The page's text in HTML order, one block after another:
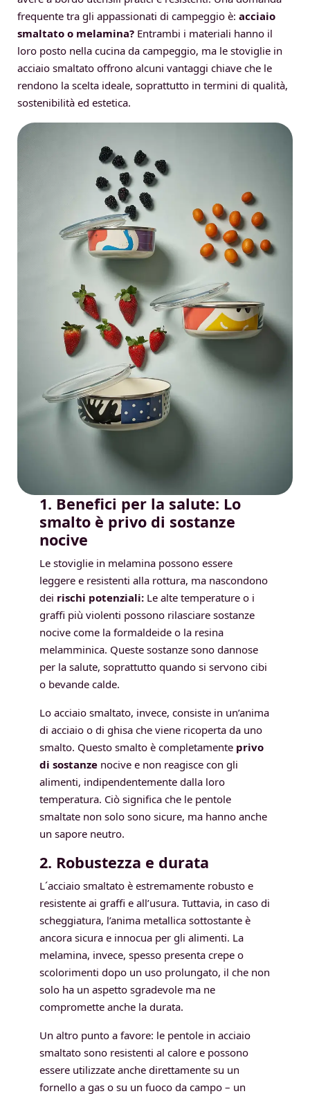
frequente tra gli appassionati di campeggio è: acciaio
smaltato o melamina? Entrambi i materiali hanno il
loro posto nella cucina da campeggio, ma le stoviglie in
acciaio smaltato offrono alcuni vantaggi chiave che le
rendono la scelta ideale, soprattutto in termini di qualità,
sostenibilità ed estetica.
1. Benefici per la salute: Lo
smalto è privo di sostanze
nocive
Le stoviglie in melamina possono essere
leggere e resistenti alla rottura, ma nascondono
dei rischi potenziali:Le alte temperature o i
graffi più violenti possono rilasciare sostanze
nocive come la formaldeide o la resina
melamminica. Queste sostanze sono dannose
per la salute, soprattutto quando si servono cibi
o bevande calde.
Lo acciaio smaltato, invece, consiste in un’anima
di acciaio o di ghisa che viene ricoperta da uno
smalto. Questo smalto è completamente privo
di sostanze nocive e non reagisce con gli
alimenti, indipendentemente dalla loro
temperatura. Ciò significa che le pentole
smaltate non solo sono sicure, ma hanno anche
un sapore neutro.
2. Robustezza e durata
L´acciaio smaltato è estremamente robusto e
resistente ai graffi e all’usura. Tuttavia, in caso di
scheggiatura, l’anima metallica sottostante è
ancora sicura e innocua per gli alimenti. La
melamina, invece, spesso presenta crepe o
scolorimenti dopo un uso prolungato, il che non
solo ha un aspetto sgradevole ma ne
compromette anche la durata.
Un altro punto a favore: le pentole in acciaio
smaltato sono resistenti al calore e possono
essere utilizzate anche direttamente su un
fornello a gas o su un fuoco da campo – un